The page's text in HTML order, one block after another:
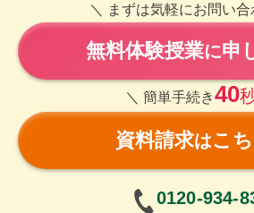
＼ まずは気軽にお問い合
無料体験授業に申
＼ 簡単手続き40
資料請求はこ
0120-934-